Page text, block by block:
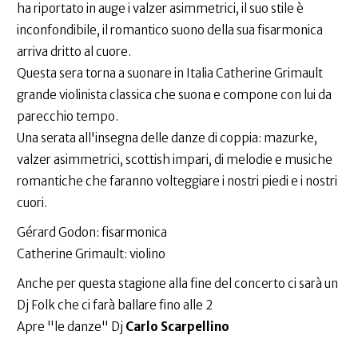
ha riportato in auge i valzer asimmetrici, il suo stile è
inconfondibile, il romantico suono della sua fisarmonica
arriva dritto al cuore.
Questa sera torna a suonare in Italia Catherine Grimault
grande violinista classica che suona e compone con lui da
parecchio tempo.
Una serata all'insegna delle danze di coppia: mazurke,
valzer asimmetrici, scottish impari, di melodie e musiche
romantiche che faranno volteggiare i nostri piedi e i nostri
cuori.
Gérard Godon: fisarmonica
Catherine Grimault: violino
Anche per questa stagione alla fine del concerto ci sarà un
Dj Folk che ci farà ballare fino alle 2
Apre "le danze" Dj Carlo Scarpellino